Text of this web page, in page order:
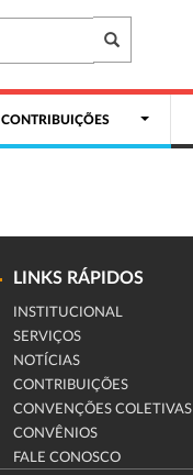
CONTRIBUIÇÕES
LINKS RÁPIDOS
INSTITUCIONAL
SERVIÇOS
NOTÍCIAS
CONTRIBUIÇÕES
CONVENÇÕES COLETIVAS
CONVÊNIOS
FALE CONOSCO